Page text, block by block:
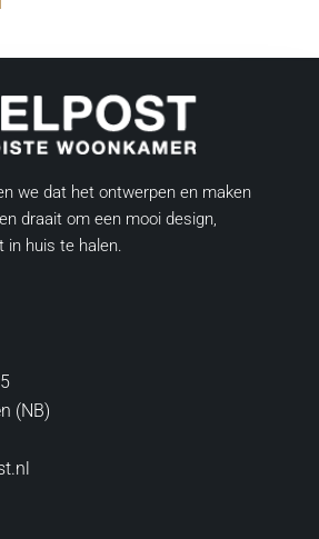
we dat het ontwerpen en maken
draait om een mooi design,
in huis te halen.
(NB)